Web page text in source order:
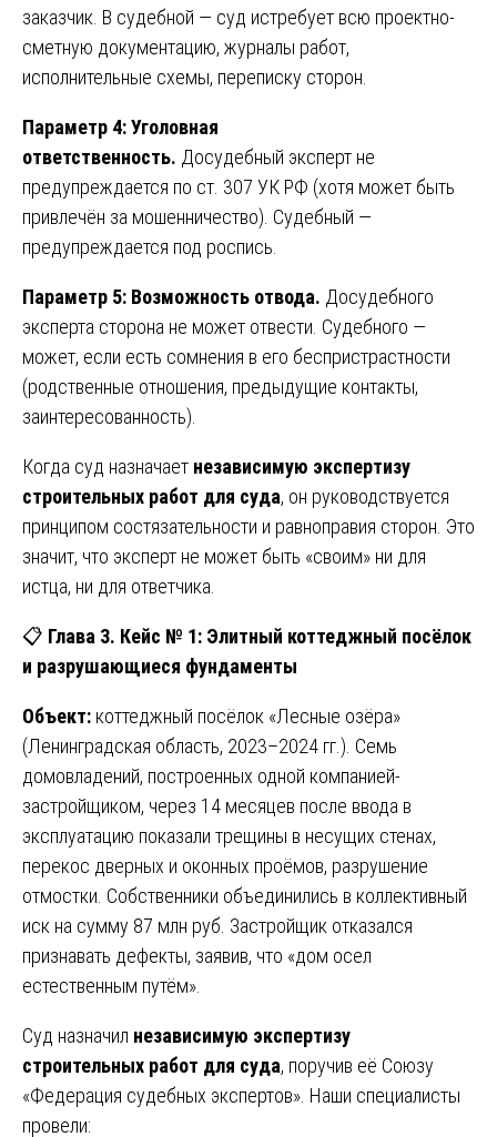
заказчик. В судебной — суд истребует всю проектно-
сметную документацию, журналы работ,
исполнительные схемы, переписку сторон.
Параметр 4: Уголовная
ответственность. Досудебный эксперт не
предупреждается по ст. 307 УК РФ (хотя может быть
привлечён за мошенничество). Судебный —
предупреждается под роспись.
Параметр 5: Возможность отвода. Досудебного
эксперта сторона не может отвести. Судебного —
может, если есть сомнения в его беспристрастности
(родственные отношения, предыдущие контакты,
заинтересованность).
Когда суд назначает независимую экспертизу
строительных работ для суда, он руководствуется
принципом состязательности и равноправия сторон. Это
значит, что эксперт не может быть «своим» ни для
истца, ни для ответчика.
📋 Глава 3. Кейс № 1: Элитный коттеджный посёлок
и разрушающиеся фундаменты
Объект: коттеджный посёлок «Лесные озёра»
(Ленинградская область, 2023–2024 гг.). Семь
домовладений, построенных одной компанией-
застройщиком, через 14 месяцев после ввода в
эксплуатацию показали трещины в несущих стенах,
перекос дверных и оконных проёмов, разрушение
отмостки. Собственники объединились в коллективный
иск на сумму 87 млн руб. Застройщик отказался
признавать дефекты, заявив, что «дом осел
естественным путём».
Суд назначил независимую экспертизу
строительных работ для суда, поручив её Союзу
«Федерация судебных экспертов». Наши специалисты
провели: